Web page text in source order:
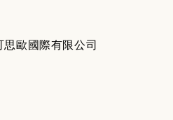
思歐國際有限公司